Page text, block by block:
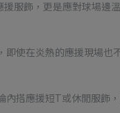
服飾，更是應對球場邊
即使在炎熱的應援現場也
內搭應援短T或休閒服飾